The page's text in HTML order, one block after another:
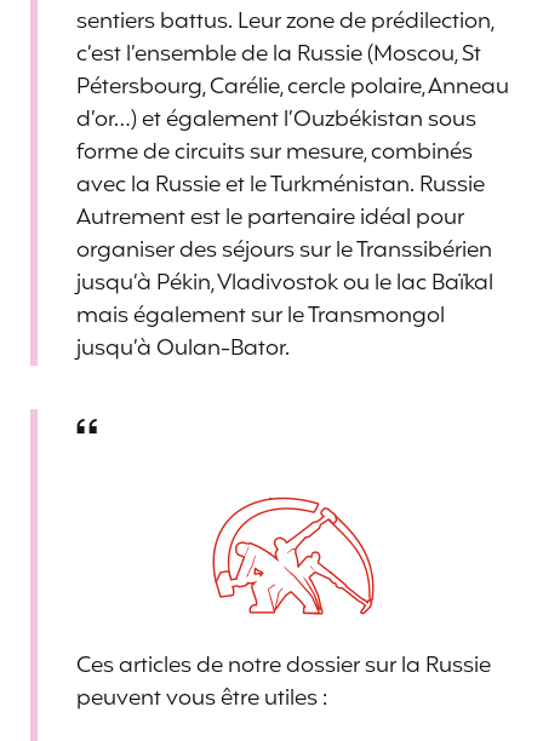
sentiers battus. Leur zone de prédilection,
c’est l’ensemble de la Russie (Moscou, St
Pétersbourg, Carélie, cercle polaire, Anneau
d’or…) et également l’Ouzbékistan sous
forme de circuits sur mesure, combinés
avec la Russie et le Turkménistan. Russie
Autrement est le partenaire idéal pour
organiser des séjours sur le Transsibérien
jusqu’à Pékin, Vladivostok ou le lac Baïkal
mais également sur le Transmongol
jusqu’à Oulan-Bator.
Ces articles de notre dossier sur la Russie
peuvent vous être utiles :